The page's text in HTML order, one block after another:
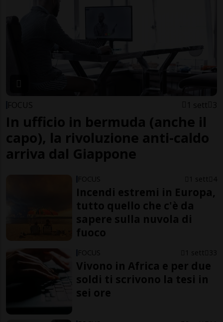
FOCUS 1 sett 3
In ufficio in bermuda (anche il
capo), la rivoluzione anti-caldo
arriva dal Giappone
FOCUS 1 sett 4
Incendi estremi in Europa,
tutto quello che c'è da
sapere sulla nuvola di
fuoco
FOCUS 1 sett 33
Vivono in Africa e per due
soldi ti scrivono la tesi in
sei ore